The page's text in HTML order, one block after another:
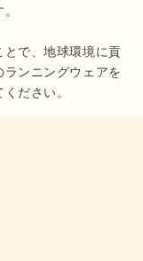
とで、地球環境に貢
ンニングウェアを
ださい。